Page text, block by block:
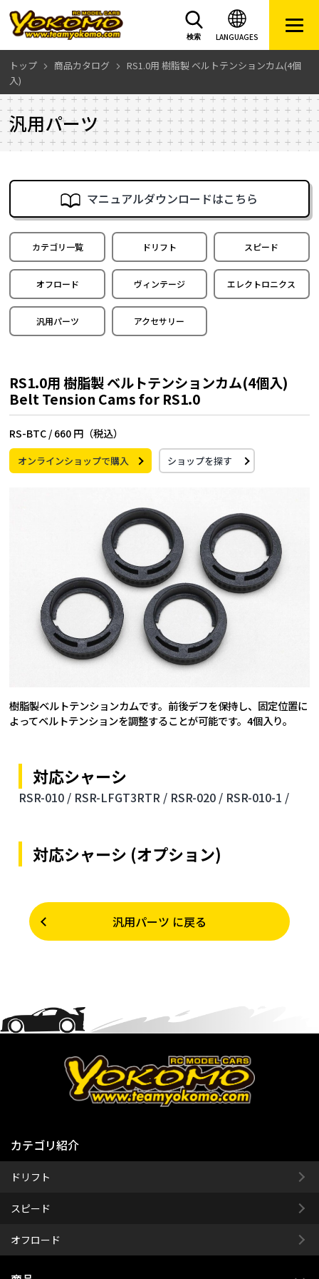
LANGUAGES
検索
トップ 商品カタログ
RS1.0用 樹脂製 ベルトテンションカム(4個
入)
汎用パーツ
マニュアルダウンロードはこちら
カテゴリ一覧 ドリフト スピード
オフロード ヴィンテージ エレクトロニクス
汎用パーツ アクセサリー
RS1.0用 樹脂製 ベルトテンションカム(4個入)
Belt Tension Cams for RS1.0
RS-BTC / 660 円（税込）
オンラインショップで購入 ショップを探す
樹脂製ベルトテンションカムです。前後デフを保持し、固定位置に
よってベルトテンションを調整することが可能です。4個入り。
対応シャーシ
RSR-010 / RSR-LFGT3RTR / RSR-020 / RSR-010-1 /
対応シャーシ (オプション)
汎用パーツ に戻る
カテゴリ紹介
ドリフト
スピード
オフロード